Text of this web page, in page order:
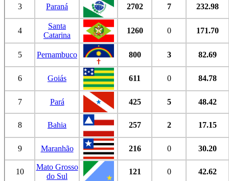
3 Paraná 2702 7 232.98
4
Santa
Catarina
1260 0 171.70
5 Pernambuco 800 3 82.69
6 Goiás 611 0 84.78
7 Pará 425 5 48.42
8 Bahia 257 2 17.15
9 Maranhão 216 0 30.20
10
Mato Grosso
do Sul
121 0 42.62